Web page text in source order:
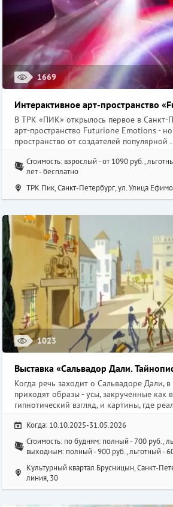
1669
Интерактивное арт-пространство
В ТРК «ПИК» открылось первое в Санкт-
арт-пространство Futurione Emotions -
пространство от создателей популярной
Стоимость: взрослый - от 1090 руб.,
лет - бесплатно
ТРК Пик, Санкт-Петербург, ул. ​Улица
1023
Выставка «Сальвадор Дали.
Когда речь заходит о Сальвадоре Дали, в
приходят образы - усы, закрученные как
гипнотический взгляд, и картины, где
Когда: 10.10.2025-31.05.2026
Стоимость: по будням: полный - 700 руб.,
выходным: полный - 900 руб., льготный -
Культурный квартал Брусницын, Санкт-
линия, 30